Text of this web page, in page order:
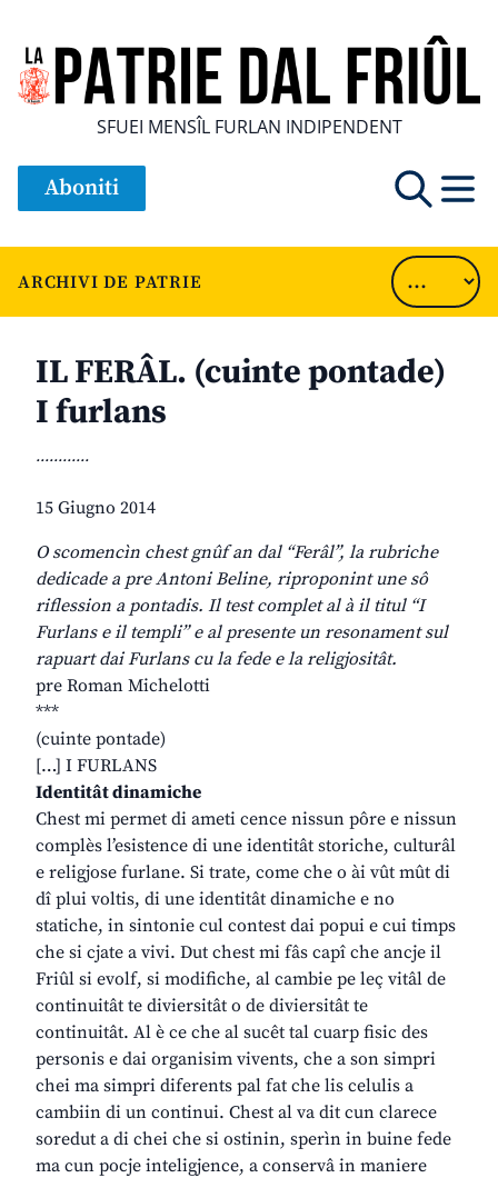
SFUEI MENSÎL FURLAN INDIPENDENT
Aboniti
ARCHIVI DE PATRIE
IL FERÂL. (cuinte pontade)
I furlans
............
15 Giugno 2014
O scomencìn chest gnûf an dal “Ferâl”, la rubriche
dedicade a pre Antoni Beline, riproponint une sô
riflession a pontadis. Il test complet al à il titul “I
Furlans e il templi” e al presente un resonament sul
rapuart dai Furlans cu la fede e la religjositât.
pre Roman Michelotti
***
(cuinte pontade)
[…] I FURLANS
Identitât dinamiche
Chest mi permet di ameti cence nissun pôre e nissun
complès l’esistence di une identitât storiche, culturâl
e religjose furlane. Si trate, come che o ài vût mût di
dî plui voltis, di une identitât dinamiche e no
statiche, in sintonie cul contest dai popui e cui timps
che si cjate a vivi. Dut chest mi fâs capî che ancje il
Friûl si evolf, si modifiche, al cambie pe leç vitâl de
continuitât te diviersitât o de diviersitât te
continuitât. Al è ce che al sucêt tal cuarp fisic des
personis e dai organisim vivents, che a son simpri
chei ma simpri diferents pal fat che lis celulis a
cambiin di un continui. Chest al va dit cun clarece
soredut a di chei che si ostinin, sperìn in buine fede
ma cun pocje inteligjence, a conservâ in maniere